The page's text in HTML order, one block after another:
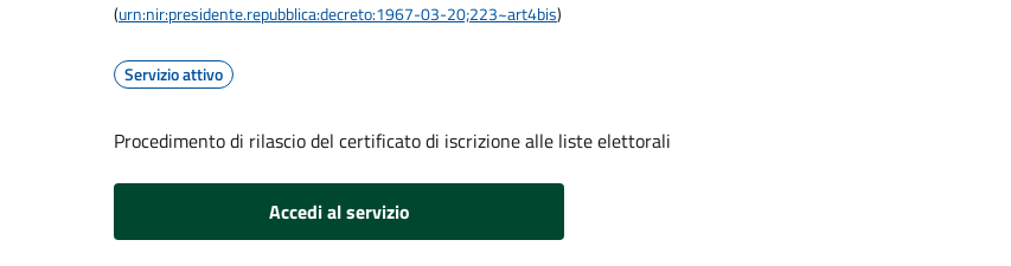
(urn:nir:presidente.repubblica:decreto:1967-03-20;223~art4bis)
Servizio attivo
Procedimento di rilascio del certificato di iscrizione alle liste elettorali
Accedi al servizio